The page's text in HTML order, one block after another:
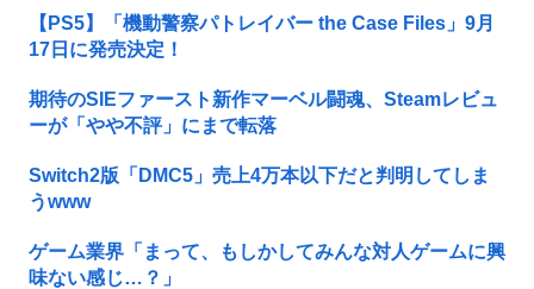
【PS5】「機動警察パトレイバー the Case Files」9月
17日に発売決定！
期待のSIEファースト新作マーベル闘魂、Steamレビュ
ーが「やや不評」にまで転落
Switch2版「DMC5」売上4万本以下だと判明してしま
うwww
ゲーム業界「まって、もしかしてみんな対人ゲームに興
味ない感じ…？」